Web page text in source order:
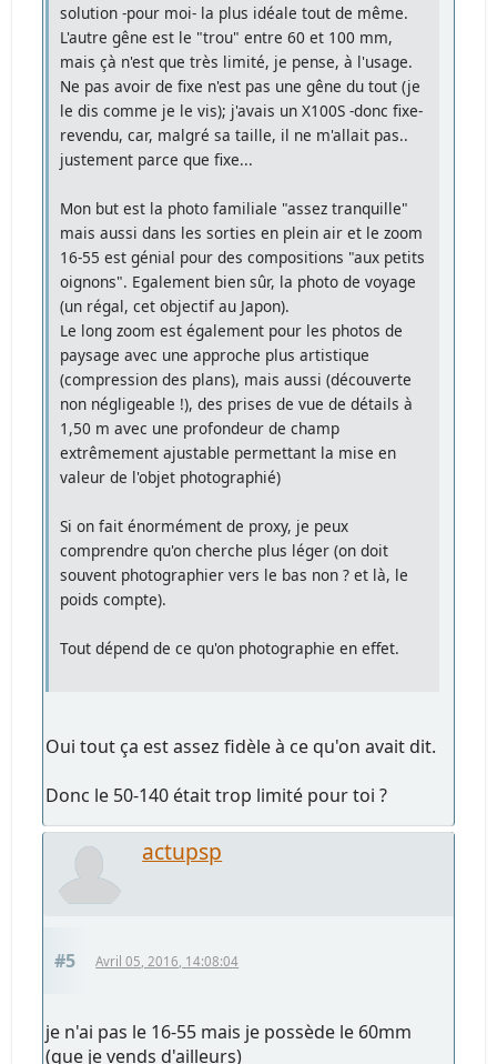
solution -pour moi- la plus idéale tout de même.
L'autre gêne est le "trou" entre 60 et 100 mm,
mais çà n'est que très limité, je pense, à l'usage.
Ne pas avoir de fixe n'est pas une gêne du tout (je
le dis comme je le vis); j'avais un X100S -donc fixe-
revendu, car, malgré sa taille, il ne m'allait pas..
justement parce que fixe...
Mon but est la photo familiale "assez tranquille"
mais aussi dans les sorties en plein air et le zoom
16-55 est génial pour des compositions "aux petits
oignons". Egalement bien sûr, la photo de voyage
(un régal, cet objectif au Japon).
Le long zoom est également pour les photos de
paysage avec une approche plus artistique
(compression des plans), mais aussi (découverte
non négligeable !), des prises de vue de détails à
1,50 m avec une profondeur de champ
extrêmement ajustable permettant la mise en
valeur de l'objet photographié)
Si on fait énormément de proxy, je peux
comprendre qu'on cherche plus léger (on doit
souvent photographier vers le bas non ? et là, le
poids compte).
Tout dépend de ce qu'on photographie en effet.
Oui tout ça est assez fidèle à ce qu'on avait dit.
Donc le 50-140 était trop limité pour toi ?
actupsp
#5 Avril 05, 2016, 14:08:04
je n'ai pas le 16-55 mais je possède le 60mm
(que je vends d'ailleurs)